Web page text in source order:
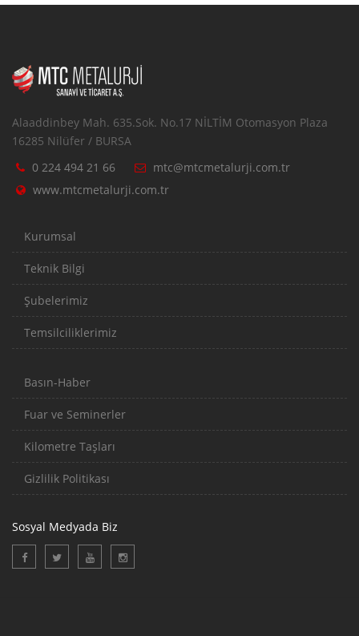
Alaaddinbey Mah. 635.Sok. No.17 NİLTİM Otomasyon Plaza
16285 Nilüfer / BURSA
0 224 494 21 66
mtc@mtcmetalurji.com.tr
www.mtcmetalurji.com.tr
Kurumsal
Teknik Bilgi
Şubelerimiz
Temsilciliklerimiz
Basın-Haber
Fuar ve Seminerler
Kilometre Taşları
Gizlilik Politikası
Sosyal Medyada Biz